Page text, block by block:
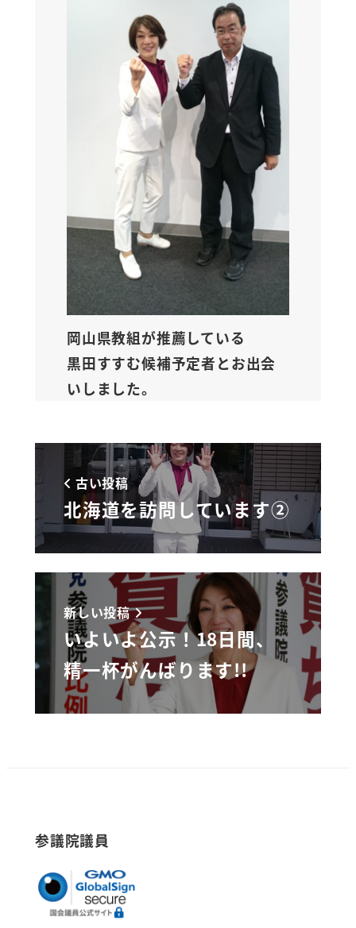
岡山県教組が推薦している
黒田すすむ候補予定者とお出会
いしました。
古い投稿
北海道を訪問しています②
新しい投稿
いよいよ公示！18日間、
精一杯がんばります!!
参議院議員